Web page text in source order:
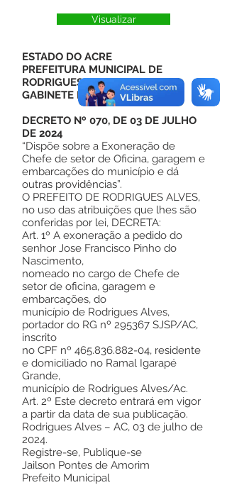
Visualizar
ESTADO DO ACRE
PREFEITURA MUNICIPAL DE
RODRIGUES ALVES
GABINETE DO PREFEITO
DECRETO Nº 070, DE 03 DE JULHO
DE 2024
“Dispõe sobre a Exoneração de
Chefe de setor de Oficina, garagem e
embarcações do município e dá
outras providências”.
O PREFEITO DE RODRIGUES ALVES,
no uso das atribuições que lhes são
conferidas por lei, DECRETA:
Art. 1º A exoneração a pedido do
senhor Jose Francisco Pinho do
Nascimento,
nomeado no cargo de Chefe de
setor de oficina, garagem e
embarcações, do
município de Rodrigues Alves,
portador do RG nº 295367 SJSP/AC,
inscrito
no CPF nº 465.836.882-04, residente
e domiciliado no Ramal Igarapé
Grande,
município de Rodrigues Alves/Ac.
Art. 2º Este decreto entrará em vigor
a partir da data de sua publicação.
Rodrigues Alves – AC, 03 de julho de
2024.
Registre-se, Publique-se
Jailson Pontes de Amorim
Prefeito Municipal